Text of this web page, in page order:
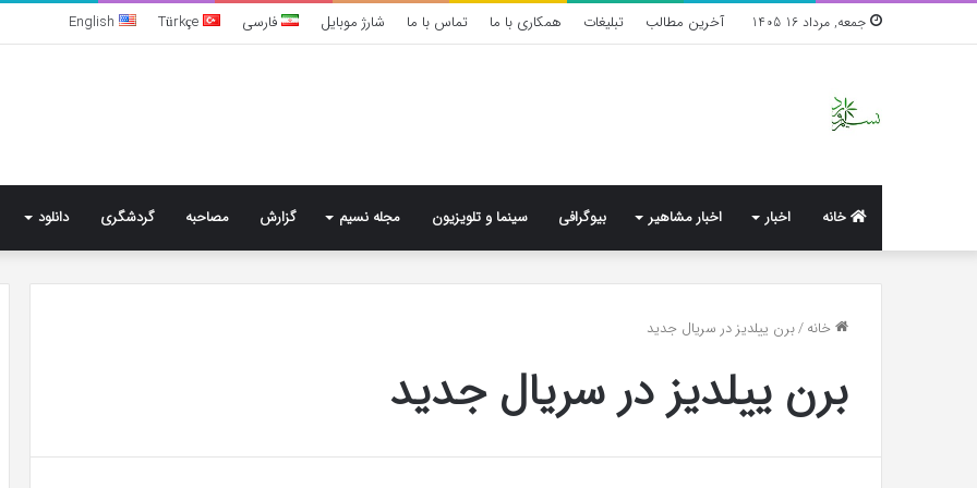
جمعه, مرداد 16 1405 آخرین مطالب تبلیغات همکاری با ما تماس با ما شارژ موبایل فارسی Türkçe
English
خانه اخبار اخبار مشاهیر بیوگرافی سینما و تلویزیون مجله نسیم گزارش مصاحبه گردشگری دانلود
خانه/برن ییلدیز در سریال جدید
برن ییلدیز در سریال جدید
واکنش
ارکن
اخیر؛
می‌شود؟